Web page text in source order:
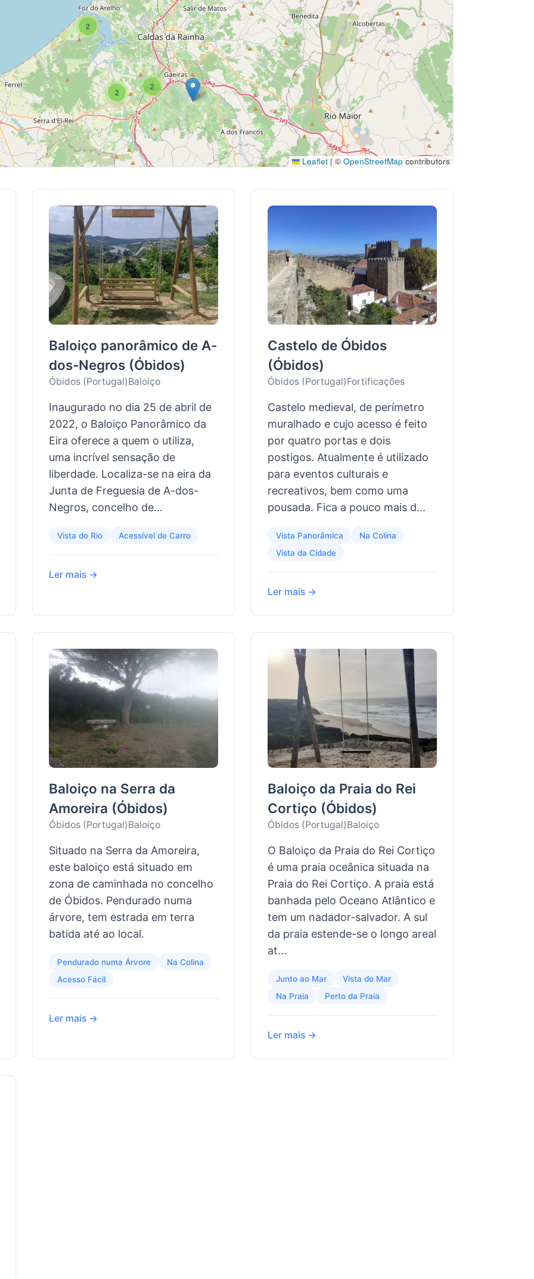
2
2
2
Leaflet | © OpenStreetMapcontributors
Baloiço panorâmico de A-
dos-Negros (Óbidos)
Óbidos (Portugal)Baloiço
Inaugurado no dia 25 de abril de
2022, o Baloiço Panorâmico da
Eira oferece a quem o utiliza,
uma incrível sensação de
liberdade. Localiza-se na eira da
Junta de Freguesia de A-dos-
Negros, concelho de...
Vista do Rio Acessível de Carro
Ler mais →
Castelo de Óbidos
(Óbidos)
Óbidos (Portugal)Fortificações
Castelo medieval, de perímetro
muralhado e cujo acesso é feito
por quatro portas e dois
postigos. Atualmente é utilizado
para eventos culturais e
recreativos, bem como uma
pousada. Fica a pouco mais d...
Vista Panorâmica
Na Colina
Vista da Cidade
Ler mais →
Baloiço na Serra da
Amoreira (Óbidos)
Óbidos (Portugal)Baloiço
Situado na Serra da Amoreira,
este baloiço está situado em
zona de caminhada no concelho
de Óbidos. Pendurado numa
árvore, tem estrada em terra
batida até ao local.
Pendurado numa Árvore
Na Colina
Acesso Fácil
Ler mais →
Baloiço da Praia do Rei
Cortiço (Óbidos)
Óbidos (Portugal)Baloiço
O Baloiço da Praia do Rei Cortiço
é uma praia oceânica situada na
Praia do Rei Cortiço. A praia está
banhada pelo Oceano Atlântico e
tem um nadador-salvador. A sul
da praia estende-se o longo areal
at...
Junto ao Mar
Vista do Mar
Na Praia
Perto da Praia
Ler mais →